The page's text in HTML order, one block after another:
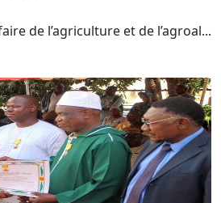
de l’agriculture et de l’agroal...